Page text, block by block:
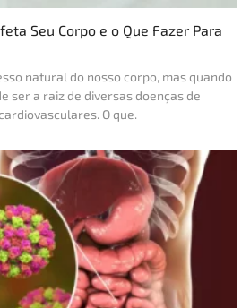
Seu Corpo e o Que Fazer Para
natural do nosso corpo, mas quando
ser a raiz de diversas doenças de
O que.